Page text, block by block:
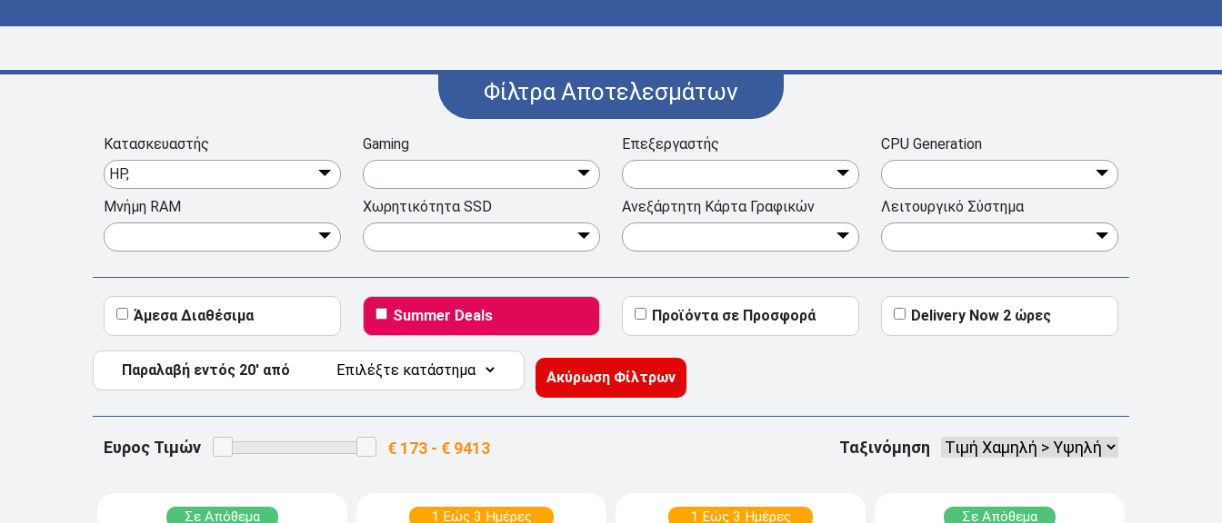
Φίλτρα Αποτελεσμάτων
Κατασκευαστής
HP,
Gaming Επεξεργαστής CPU Generation
Μνήμη RAM Χωρητικότητα SSD Ανεξάρτητη Κάρτα Γραφικών Λειτουργικό Σύστημα
Άμεσα Διαθέσιμα Summer Deals Προϊόντα σε Προσφορά Delivery Now 2 ώρες
Παραλαβή εντός 20' από Ακύρωση Φίλτρων
Ευρος Τιμών Ταξινόμηση
Σε Απόθεμα 1 Εώς 3 Ημέρες 1 Εώς 3 Ημέρες Σε Απόθεμα